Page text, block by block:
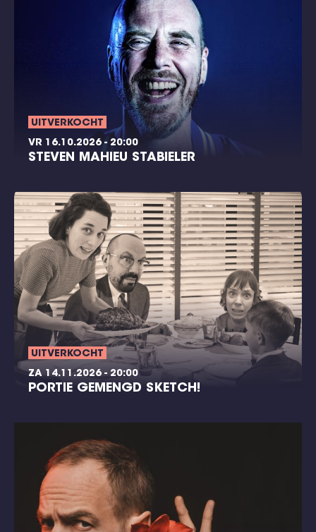
UITVERKOCHT
VR 16.10.2026 - 20:00
STEVEN MAHIEU STABIELER
UITVERKOCHT
ZA 14.11.2026 - 20:00
PORTIE GEMENGD SKETCH!